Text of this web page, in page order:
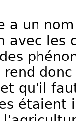
a un
avec les
qu'il
étaient